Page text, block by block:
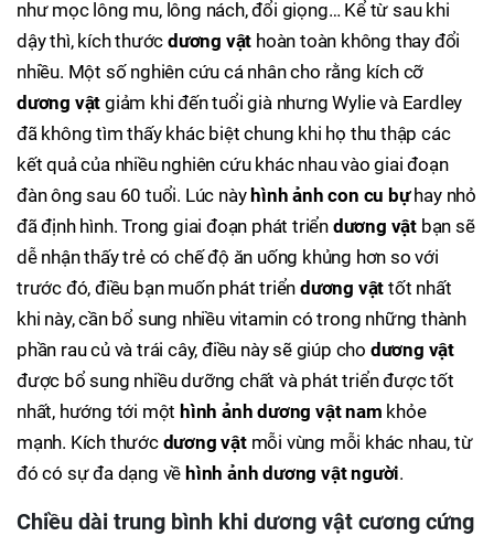
như mọc lông mu, lông nách, đổi giọng… Kể từ sau khi
dậy thì, kích thướcdương vật hoàn toàn không thay đổi
nhiều. Một số nghiên cứu cá nhân cho rằng kích cỡ
dương vật giảm khi đến tuổi già nhưng Wylie và Eardley
đã không tìm thấy khác biệt chung khi họ thu thập các
kết quả của nhiều nghiên cứu khác nhau vào giai đoạn
đàn ông sau 60 tuổi. Lúc này hình ảnh con cu bựhay nhỏ
đã định hình. Trong giai đoạn phát triển dương vật bạn sẽ
dễ nhận thấy trẻ có chế độ ăn uống khủng hơn so với
trước đó, điều bạn muốn phát triểndương vật tốt nhất
khi này, cần bổ sung nhiều vitamin có trong những thành
phần rau củ và trái cây, điều này sẽ giúp cho dương vật
được bổ sung nhiều dưỡng chất và phát triển được tốt
nhất, hướng tới một hình ảnh dương vật nam khỏe
mạnh. Kích thước dương vậtmỗi vùng mỗi khác nhau, từ
đó có sự đa dạng về hình ảnh dương vật người.
Chiều dài trung bình khi dương vật cương cứng